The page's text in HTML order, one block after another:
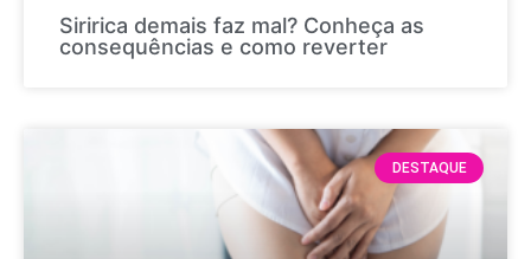
Siririca demais faz mal? Conheça as
consequências e como reverter
DESTAQUE